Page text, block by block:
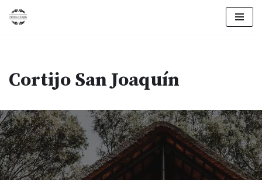
Cortijo San Joaquín